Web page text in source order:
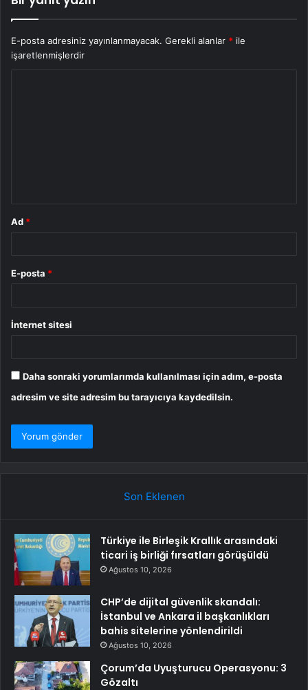
E-posta adresiniz yayınlanmayacak. Gerekli alanlar * ile
işaretlenmişlerdir
Ad *
E-posta *
İnternet sitesi
Daha sonraki yorumlarımda kullanılması için adım, e-posta
adresim ve site adresim bu tarayıcıya kaydedilsin.
Son Eklenen
Türkiye ile Birleşik Krallık arasındaki
ticari iş birliği fırsatları görüşüldü
Ağustos 10, 2026
CHP’de dijital güvenlik skandalı:
İstanbul ve Ankara il başkanlıkları
bahis sitelerine yönlendirildi
Ağustos 10, 2026
Çorum’da Uyuşturucu Operasyonu: 3
Gözaltı